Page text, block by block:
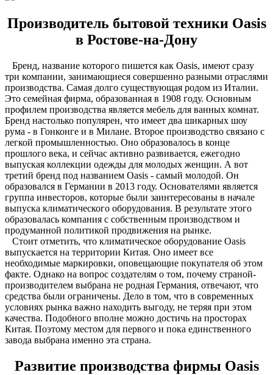
Производитель бытовой техники Oasis
в Ростове-на-Дону
Бренд, название которого пишется как Oasis, имеют сразу
три компании, занимающиеся совершенно разными отраслями
производства. Самая долго существующая родом из Италии.
Это семейная фирма, образованная в 1908 году. Основным
профилем производства является мебель для ванных комнат.
Бренд настолько популярен, что имеет два шикарных шоу
рума - в Гонконге и в Милане. Второе производство связано с
легкой промышленностью. Оно образовалось в конце
прошлого века, и сейчас активно развивается, ежегодно
выпуская коллекции одежды для молодых женщин. А вот
третий бренд под названием Oasis - самый молодой. Он
образовался в Германии в 2013 году. Основателями является
группа инвесторов, которые были заинтересованы в начале
выпуска климатического оборудования. В результате этого
образовалась компания с собственным производством и
продуманной политикой продвижения на рынке.
Стоит отметить, что климатическое оборудование Oasis
выпускается на территории Китая. Оно имеет все
необходимые маркировки, оповещающие покупателя об этом
факте. Однако на вопрос создателям о том, почему страной-
производителем выбрана не родная Германия, отвечают, что
средства были ограничены. Дело в том, что в современных
условиях рынка важно находить выгоду, не теряя при этом
качества. Подобного вполне можно достичь на просторах
Китая. Поэтому местом для первого и пока единственного
завода выбрана именно эта страна.
Развитие производства фирмы Oasis